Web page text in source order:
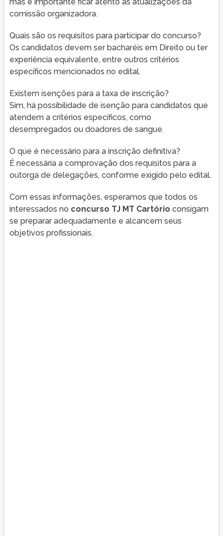
comissão organizadora.
Quais são os requisitos para participar do concurso?
Os candidatos devem ser bacharéis em Direito ou ter
experiência equivalente, entre outros critérios
específicos mencionados no edital.
Existem isenções para a taxa de inscrição?
Sim, há possibilidade de isenção para candidatos que
atendem a critérios específicos, como
desempregados ou doadores de sangue.
O que é necessário para a inscrição definitiva?
É necessária a comprovação dos requisitos para a
outorga de delegações, conforme exigido pelo edital.
Com essas informações, esperamos que todos os
interessados no concurso TJ MT Cartório consigam
se preparar adequadamente e alcancem seus
objetivos profissionais.